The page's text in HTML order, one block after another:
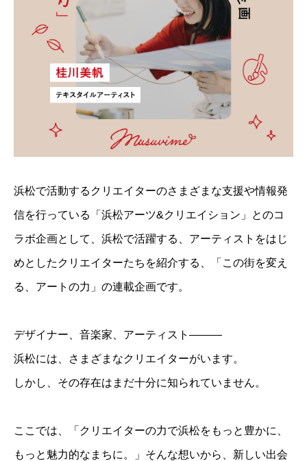
浜松で活動するクリエイターのさまざまな支援や情報発
信を行っている「浜松アーツ&クリエイション」とのコ
ラボ企画として、浜松で活躍する、アーティストをはじ
めとしたクリエイターたちを紹介する、「この街を変え
る、アートの力」の連載企画です。
デザイナー、音楽家、アーティスト———
浜松には、さまざまなクリエイターがいます。
しかし、その存在はまだ十分に知られていません。
ここでは、「クリエイターの力で浜松をもっと豊かに、
もっと魅力的なまちに。」そんな想いから、新しい出会